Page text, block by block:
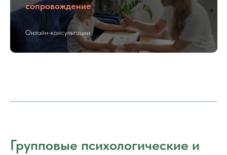
сопровождение
Онлайн-консультации
Групповые психологические и